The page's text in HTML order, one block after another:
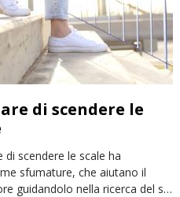
di scendere le
di scendere le scale ha
sfumature, che aiutano il
guidandolo nella ricerca del sé